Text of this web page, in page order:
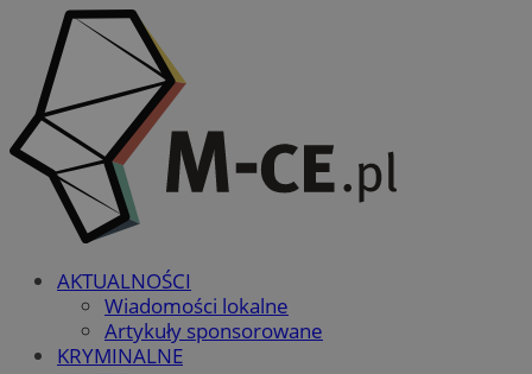
AKTUALNOŚCI
Wiadomości lokalne
Artykuły sponsorowane
KRYMINALNE